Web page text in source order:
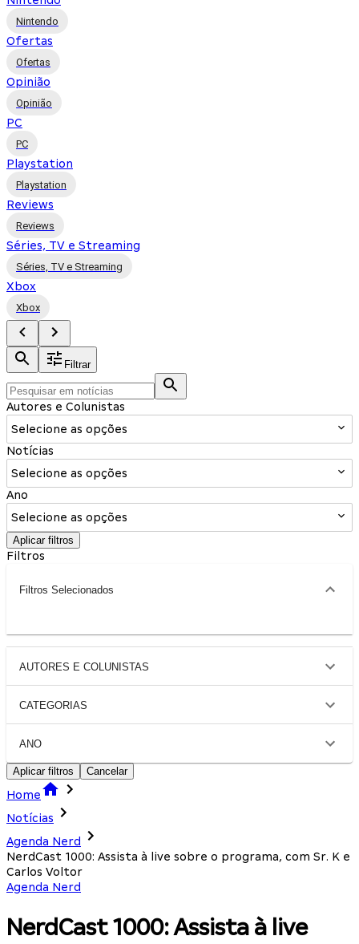
Nintendo
Ofertas
Ofertas
Opinião
Opinião
PC
PC
Playstation
Playstation
Reviews
Reviews
Séries, TV e Streaming
Séries, TV e Streaming
Xbox
Xbox
Filtrar
Autores e Colunistas
Selecione as opções
Notícias
Selecione as opções
Ano
Selecione as opções
Aplicar filtros
Filtros
Filtros Selecionados
AUTORES E COLUNISTAS
CATEGORIAS
ANO
Aplicar filtros Cancelar
Home
Notícias
Agenda Nerd
NerdCast 1000: Assista à live sobre o programa, com Sr. K e
Carlos Voltor
Agenda Nerd
NerdCast 1000: Assista à live